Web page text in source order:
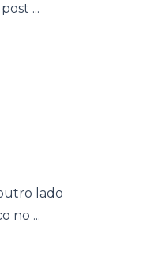
...
lado
no ...